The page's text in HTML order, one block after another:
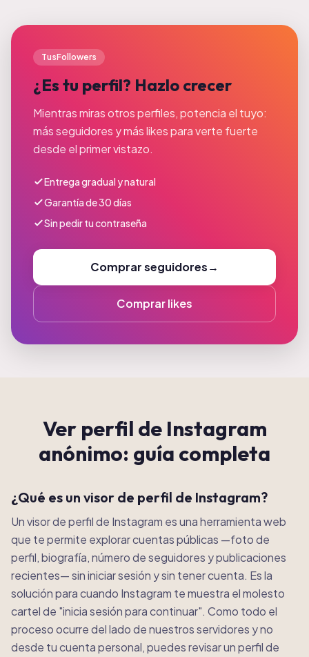
TusFollowers
¿Es tu perfil? Hazlo crecer
Mientras miras otros perfiles, potencia el tuyo:
más seguidores y más likes para verte fuerte
desde el primer vistazo.
Entrega gradual y natural
Garantía de 30 días
Sin pedir tu contraseña
Comprar seguidores→
Comprar likes
Ver perfil de Instagram
anónimo: guía completa
¿Qué es un visor de perfil de Instagram?
Un visor de perfil de Instagram es una herramienta web
que te permite explorar cuentas públicas —foto de
perfil, biografía, número de seguidores y publicaciones
recientes— sin iniciar sesión y sin tener cuenta. Es la
solución para cuando Instagram te muestra el molesto
cartel de "inicia sesión para continuar". Como todo el
proceso ocurre del lado de nuestros servidores y no
desde tu cuenta personal, puedes revisar un perfil de